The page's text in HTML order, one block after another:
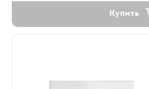
Купить